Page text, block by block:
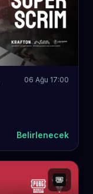
06 Ağu 17:00
Belirlenecek